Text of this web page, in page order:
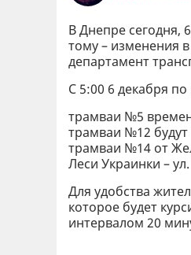
В Днепре сегодня,
тому – изменения
департамент
С 5:00 6 декабря
трамваи №5
трамваи №12 будут
трамваи №14 от
Леси Украинки –
Для удобства
которое будет
интервалом 20